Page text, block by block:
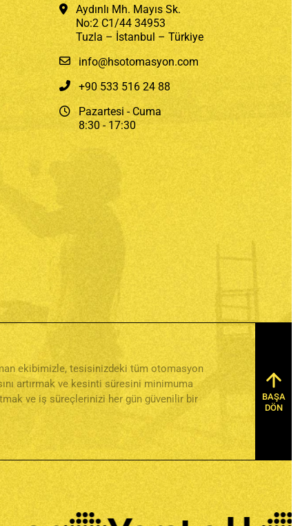
Aydınlı Mh. Mayıs Sk.
No:2 C1/44 34953
Tuzla – İstanbul – Türkiye
info@hsotomasyon.com
+90 533 516 24 88
Pazartesi - Cuma
8:30 - 17:30
ekibimizle, tesisinizdeki tüm otomasyon
artırmak ve kesinti süresini minimuma
ve iş süreçlerinizi her gün güvenilir bir
BAŞA
DÖN